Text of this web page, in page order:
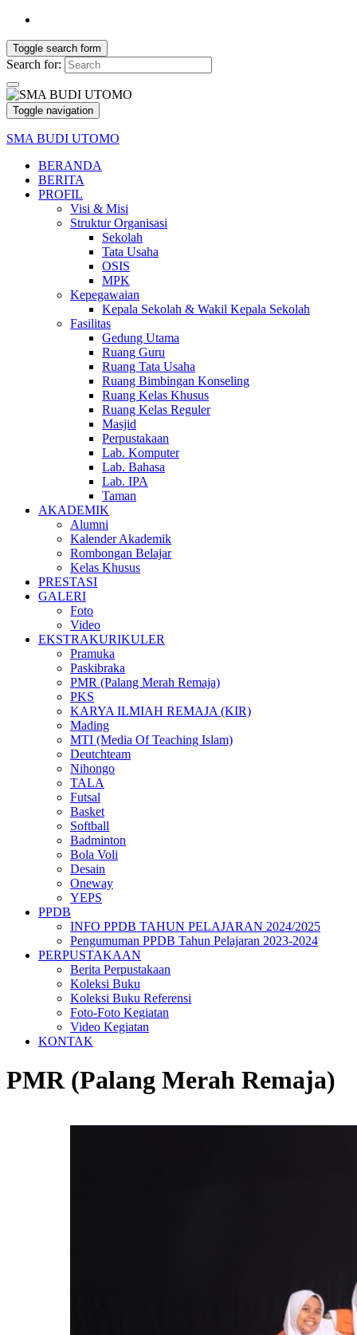
Toggle search form
Search for:
Toggle navigation
SMA BUDI UTOMO
BERANDA
BERITA
PROFIL
Visi & Misi
Struktur Organisasi
Sekolah
Tata Usaha
OSIS
MPK
Kepegawaian
Kepala Sekolah & Wakil Kepala Sekolah
Fasilitas
Gedung Utama
Ruang Guru
Ruang Tata Usaha
Ruang Bimbingan Konseling
Ruang Kelas Khusus
Ruang Kelas Reguler
Masjid
Perpustakaan
Lab. Komputer
Lab. Bahasa
Lab. IPA
Taman
AKADEMIK
Alumni
Kalender Akademik
Rombongan Belajar
Kelas Khusus
PRESTASI
GALERI
Foto
Video
EKSTRAKURIKULER
Pramuka
Paskibraka
PMR (Palang Merah Remaja)
PKS
KARYA ILMIAH REMAJA (KIR)
Mading
MTI (Media Of Teaching Islam)
Deutchteam
Nihongo
TALA
Futsal
Basket
Softball
Badminton
Bola Voli
Desain
Oneway
YEPS
PPDB
INFO PPDB TAHUN PELAJARAN 2024/2025
Pengumuman PPDB Tahun Pelajaran 2023-2024
PERPUSTAKAAN
Berita Perpustakaan
Koleksi Buku
Koleksi Buku Referensi
Foto-Foto Kegiatan
Video Kegiatan
KONTAK
PMR (Palang Merah Remaja)